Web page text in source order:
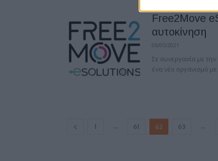
Free2Move
αυτοκίνηση
06/05/2021
Σε συνεργασία με
ένα νέο οργανισμό
1 ... 61 62 63 ...